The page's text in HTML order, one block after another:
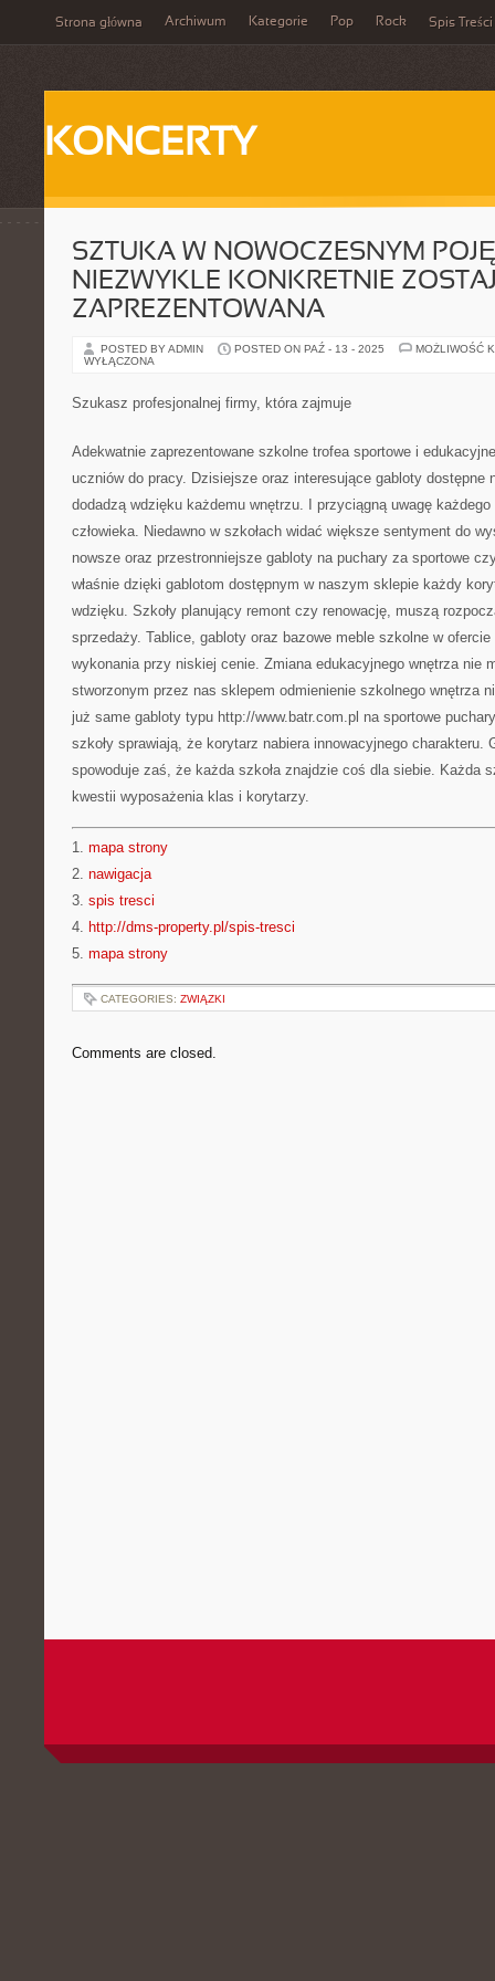
Strona główna Archiwum Kategorie Pop Rock Spis Treści
KONCERTY
SZTUKA W NOWOCZESNYM
NIEZWYKLE KONKRETNIE
ZAPREZENTOWANA
POSTED BY ADMIN POSTED ON PAŹ - 13 - 2025
MOŻLIWOŚĆ
WYŁĄCZONA
Szukasz profesjonalnej firmy, która zajmuje
Adekwatnie zaprezentowane szkolne trofea sportowe i
uczniów do pracy. Dzisiejsze oraz interesujące gabloty dostępne
dodadzą wdzięku każdemu wnętrzu. I przyciągną uwagę
człowieka. Niedawno w szkołach widać większe sentyment do
nowsze oraz przestronniejsze gabloty na puchary za sportowe
właśnie dzięki gablotom dostępnym w naszym sklepie każdy
wdzięku. Szkoły planujący remont czy renowację, muszą
sprzedaży. Tablice, gabloty oraz bazowe meble szkolne w
wykonania przy niskiej cenie. Zmiana edukacyjnego wnętrza nie
stworzonym przez nas sklepem odmienienie szkolnego wnętrza
już same gabloty typu http://www.batr.com.pl na sportowe
szkoły sprawiają, że korytarz nabiera innowacyjnego charakteru.
spowoduje zaś, że każda szkoła znajdzie coś dla siebie. Każda
kwestii wyposażenia klas i korytarzy.
1. mapa strony
2. nawigacja
3. spis tresci
4. http://dms-property.pl/spis-tresci
5. mapa strony
CATEGORIES: ZWIĄZKI
Comments are closed.